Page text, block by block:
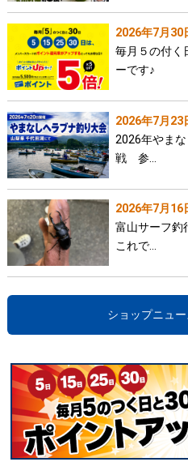
2026年7月30
毎月５の付く
ーです♪
2026年7月23
2026年やま
戦 参…
2026年7月16
富山サーフ
これで…
ショップニュ